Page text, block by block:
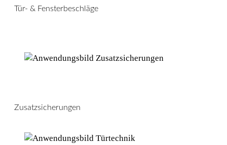
Tür- & Fensterbeschläge
Zusatzsicherungen